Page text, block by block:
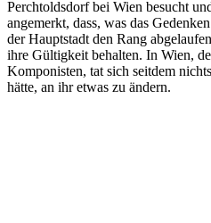
Perchtoldsdorf bei Wien besucht
angemerkt, dass, was das
der Hauptstadt den Rang
ihre Gültigkeit behalten. In Wien,
Komponisten, tat sich seitdem
hätte, an ihr etwas zu ändern.